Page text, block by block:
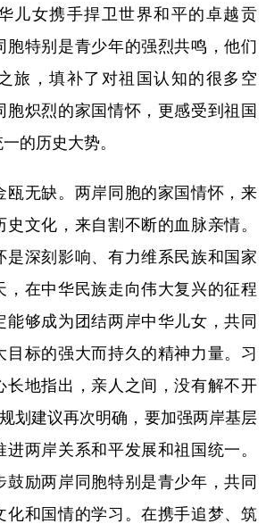
儿女携手捍卫世界和平的卓越贡
胞特别是青少年的强烈共鸣，他们
旅，填补了对祖国认知的很多空
胞炽烈的家国情怀，更感受到祖国
的历史大势。
无缺。两岸同胞的家国情怀，来
文化，来自割不断的血脉亲情。
是深刻影响、有力维系民族和国家
，在中华民族走向伟大复兴的征程
能够成为团结两岸中华儿女，共同
目标的强大而持久的精神力量。习
长地指出，亲人之间，没有解不开
划建议再次明确，要加强两岸基层
两岸关系和平发展和祖国统一。
鼓励两岸同胞特别是青少年，共同
化和国情的学习。在携手追梦、筑